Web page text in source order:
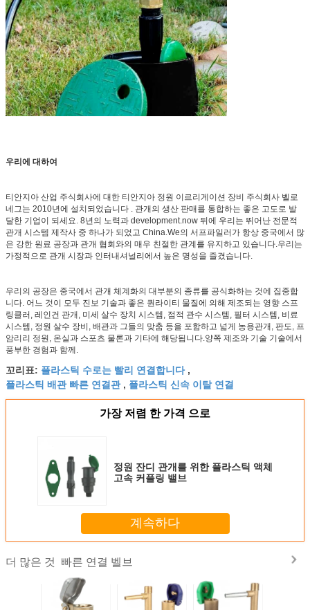
우리에 대하여
티안지아 산업 주식회사에 대한 티안지아 정원 이르리게이션 장비 주식회사 벨로
네그는 2010년에 설치되었습니다 . 관개의 생산 판매를 통합하는 좋은 고도로 발
달한 기업이 되세요. 8년의 노력과 development.now 뒤에 우리는 뛰어난 전문적
관개 시스템 제작사 중 하나가 되었고 China.We의 서프파일러가 항상 중국에서 많
은 강한 원료 공장과 관개 협회와의 매우 친절한 관계를 유지하고 있습니다.우리는
가정적으로 관개 시장과 인터내셔널리에서 높은 명성을 즐겼습니다.
우리의 공장은 중국에서 관개 체계화의 대부분의 종류를 공식화하는 것에 집중합
니다. 어느 것이 모두 진보 기술과 좋은 퀀라이티 물질에 의해 제조되는 영향 스프
링클러, 레인건 관개, 미세 살수 장치 시스템, 점적 관수 시스템, 필터 시스템, 비료
시스템, 정원 살수 장비, 배관과 그들의 맞춤 등을 포함하고 넓게 농용관개, 판도, 프
암리리 정원, 온실과 스포츠 물론과 기타에 해당됩니다.양쪽 제조와 기술 기술에서
풍부한 경험과 함께.
꼬리표: 플라스틱 수로는 빨리 연결합니다,
플라스틱 배관 빠른 연결관, 플라스틱 신속 이탈 연결
가장 저렴 한 가격 으로
정원 잔디 관개를 위한 플라스틱 액체
고속 커플링 밸브
계속하다
더 많은 것 빠른 연결 벨브